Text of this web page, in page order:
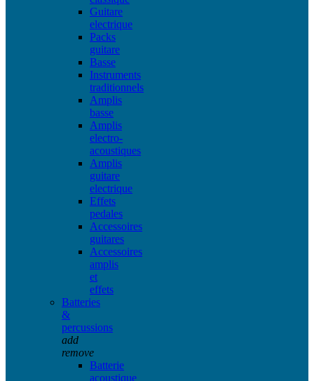
Guitare
electrique
Packs
guitare
Basse
Instruments
traditionnels
Amplis
basse
Amplis
electro-
acoustiques
Amplis
guitare
electrique
Effets
pedales
Accessoires
guitares
Accessoires
amplis
et
effets
Batteries
&
percussions
add
remove
Batterie
acoustique